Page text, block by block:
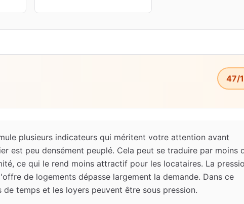
47/
plusieurs indicateurs qui méritent votre attention avant
est peu densément peuplé. Cela peut se traduire par moins
ce qui le rend moins attractif pour les locataires. La
de logements dépasse largement la demande. Dans ce
temps et les loyers peuvent être sous pression.